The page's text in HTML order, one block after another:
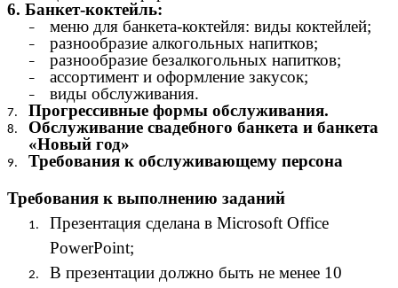
6. Банкет-коктейль:
меню для банкета-коктейля: виды коктейлей;
разнообразие алкогольных напитков;
разнообразие безалкогольных напитков;
ассортимент и оформление закусок;
виды обслуживания.
Прогрессивные формы обслуживания.
Обслуживание свадебного банкета и банкета
«Новый год»
Требования к обслуживающему персона
Требования к выполнению заданий
Презентация сделана в Microsoft Office
PowerPoint;
В презентации должно быть не менее 10